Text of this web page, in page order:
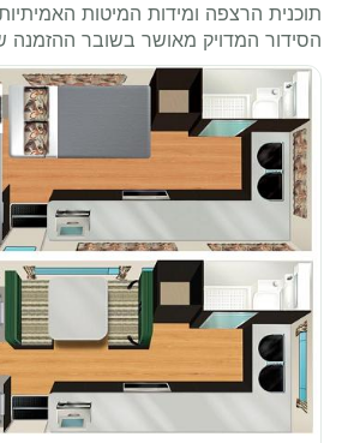
תוכנית הרצפה ומידות המיטות
הסידור המדויק מאושר בשובר ההזמנה